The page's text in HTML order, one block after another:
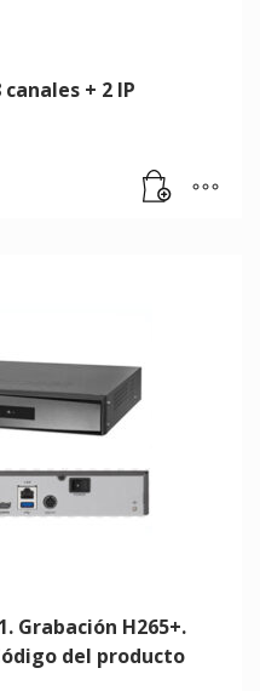
canales + 2 IP
Grabación H265+.
del producto